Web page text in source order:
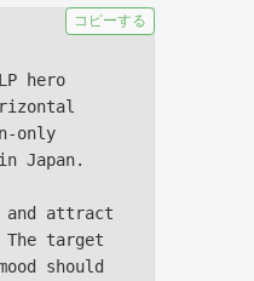
hero
only
Japan.
and attract
target
should
コピーする